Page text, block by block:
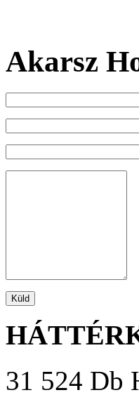
Akarsz
31 524 Db